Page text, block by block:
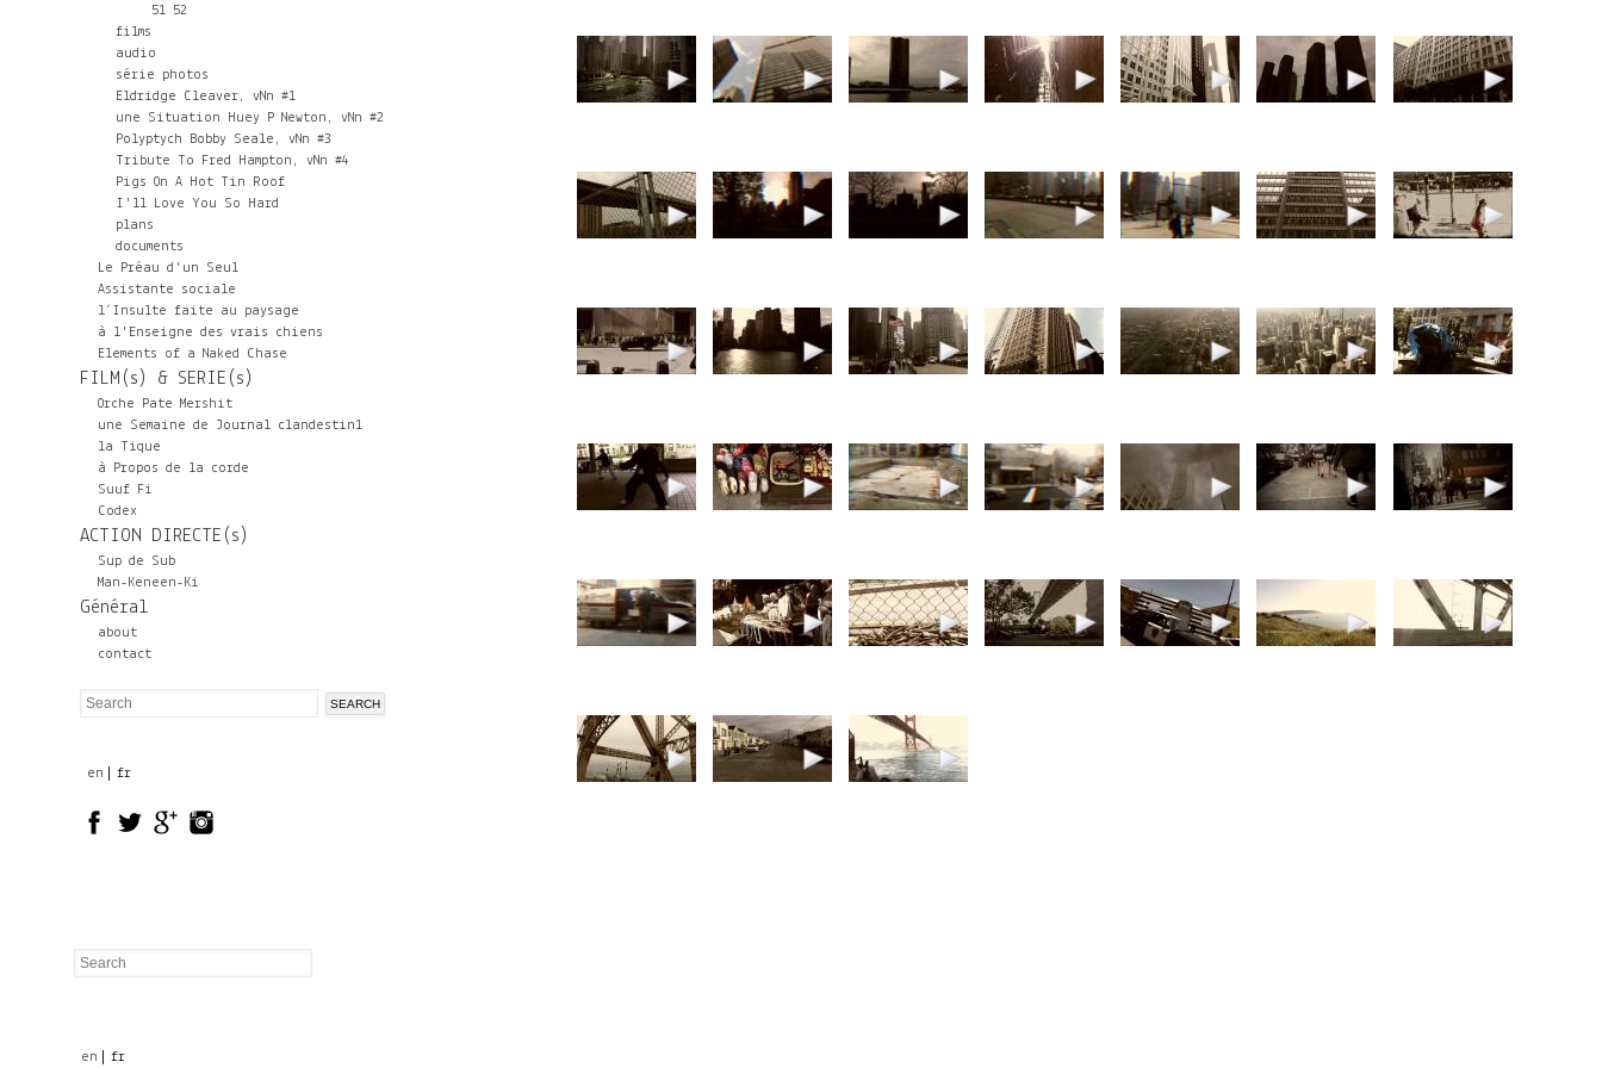
51 52
films
audio
série photos
Eldridge Cleaver, vNn #1
une Situation Huey P Newton, vNn #2
Polyptych Bobby Seale, vNn #3
Tribute To Fred Hampton, vNn #4
Pigs On A Hot Tin Roof
I'll Love You So Hard
plans
documents
Le Préau d'un Seul
Assistante sociale
l’Insulte faite au paysage
à l'Enseigne des vrais chiens
Elements of a Naked Chase
FILM(s) & SERIE(s)
Orche Pate Mershit
une Semaine de Journal clandestin1
la Tique
à Propos de la corde
Suuf Fi
Codex
ACTION DIRECTE(s)
Sup de Sub
Man-Keneen-Ki
Général
about
contact
a
S
en fr
Search
en fr